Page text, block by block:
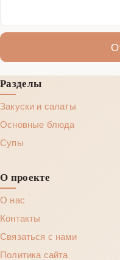
Разделы
Закуски и салаты
Основные блюда
Супы
О проекте
О нас
Контакты
Связаться с нами
Политика сайта